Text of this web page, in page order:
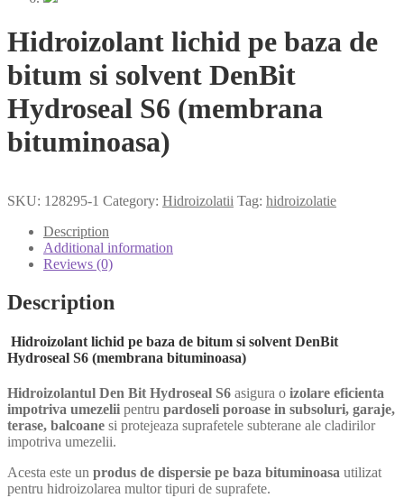
Hidroizolant lichid pe baza de
bitum si solvent DenBit
Hydroseal S6 (membrana
bituminoasa)
SKU: 128295-1 Category: Hidroizolatii Tag: hidroizolatie
Description
Additional information
Reviews (0)
Description
Hidroizolant lichid pe baza de bitum si solvent DenBit
Hydroseal S6 (membrana bituminoasa)
Hidroizolantul Den Bit Hydroseal S6 asigura o izolare eficienta
impotriva umezelii pentru pardoseli poroase in subsoluri, garaje,
terase, balcoane si protejeaza suprafetele subterane ale cladirilor
impotriva umezelii.
Acesta este un produs de dispersie pe baza bituminoasa utilizat
pentru hidroizolarea multor tipuri de suprafete.